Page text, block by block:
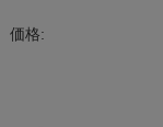
価格: